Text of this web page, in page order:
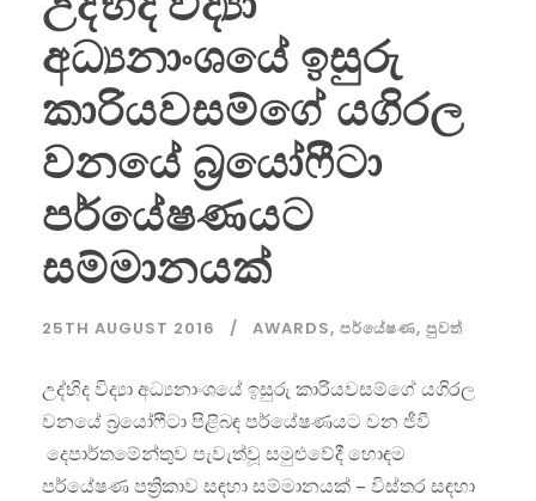
අධ්‍යනාංශයේ ඉසුරු
කාරියවසම්ගේ යගිරල
වනයේ බ්‍රයෝෆීටා
පර්යේෂණයට
සම්මානයක්
25TH AUGUST 2016 AWARDS, පර්යේෂණ, පුවත්
උද්භිද විද්‍යා අධ්‍යනාංශයේ ඉසුරු කාරියවසම්ගේ යගිරල
වනයේ බ්‍රයෝෆීටා පිළිබඳ පර්යේෂණයට වන ජීවී
දෙපාර්තමේන්තුව පැවැත්වූ සමුළුවේදී හොඳම
පර්යේෂණ පත්‍රිකාව සඳහා සම්මානයක් – විස්තර සඳහා